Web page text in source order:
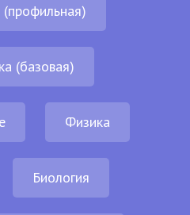
(базовая)
Физика
Биология